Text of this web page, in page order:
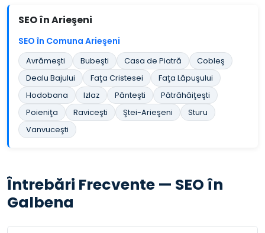
SEO în Arieşeni
SEO în Comuna Arieşeni
Avrămeşti Bubeşti Casa de Piatră
Cobleş
Dealu Bajului
Faţa Cristesei
Faţa Lăpuşului
Hodobana
Izlaz Pănteşti
Pătrăhăiţeşti
Poieniţa
Raviceşti Ştei-Arieşeni
Sturu
Vanvuceşti
Întrebări Frecvente — SEO în
Galbena